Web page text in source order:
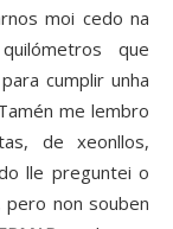
moi cedo na
que
cumplir unha
me lembro
de xeonllos,
lle preguntei o
non souben